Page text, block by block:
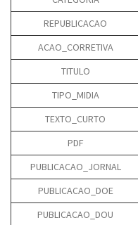
REPUBLICACAO
ACAO_CORRETIVA
TITULO
TIPO_MIDIA
TEXTO_CURTO
PDF
PUBLICACAO_JORNAL
PUBLICACAO_DOE
PUBLICACAO_DOU